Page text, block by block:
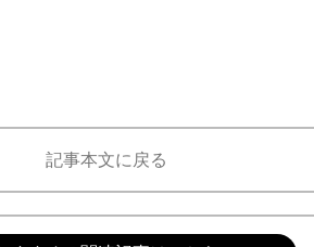
記事本文に戻る